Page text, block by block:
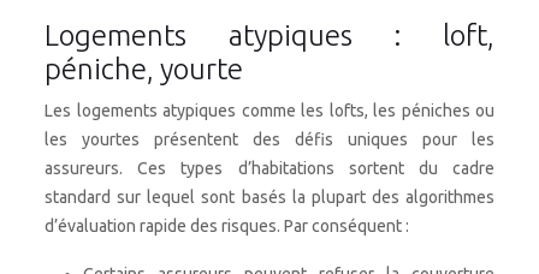
Logements atypiques : loft,
péniche, yourte
Les logements atypiques comme les lofts, les péniches ou
les yourtes présentent des défis uniques pour les
assureurs. Ces types d’habitations sortent du cadre
standard sur lequel sont basés la plupart des algorithmes
d’évaluation rapide des risques. Par conséquent :